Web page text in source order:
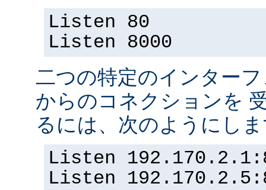
Listen 80
Listen 8000
二つの特定のインター
からのコネクションを
るには、次のようにし
Listen
Listen